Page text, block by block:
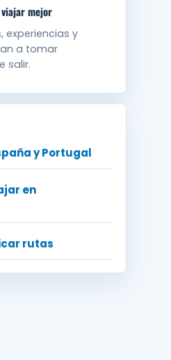
mejor
experiencias y
a tomar
salir.
y Portugal
en
rutas